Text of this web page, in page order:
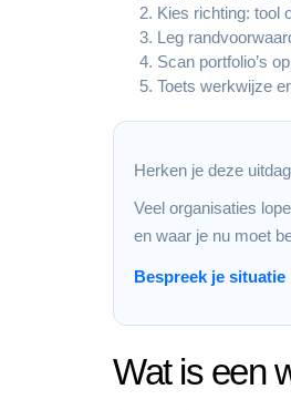
Kies richting: tool
Leg
Scan portfolio’s
Toets werkwijze
Herken je deze
Veel organisaties
en waar je nu moet
Bespreek je situatie
Wat is een